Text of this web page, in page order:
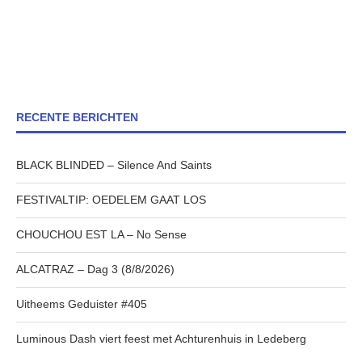
RECENTE BERICHTEN
BLACK BLINDED – Silence And Saints
FESTIVALTIP: OEDELEM GAAT LOS
CHOUCHOU EST LA – No Sense
ALCATRAZ – Dag 3 (8/8/2026)
Uitheems Geduister #405
Luminous Dash viert feest met Achturenhuis in Ledeberg